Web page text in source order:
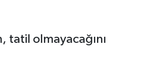
tatil olmayacağını